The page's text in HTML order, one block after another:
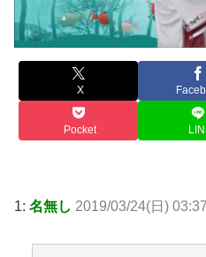
X
Pocket
1: 名無し 2019/03/24(日)